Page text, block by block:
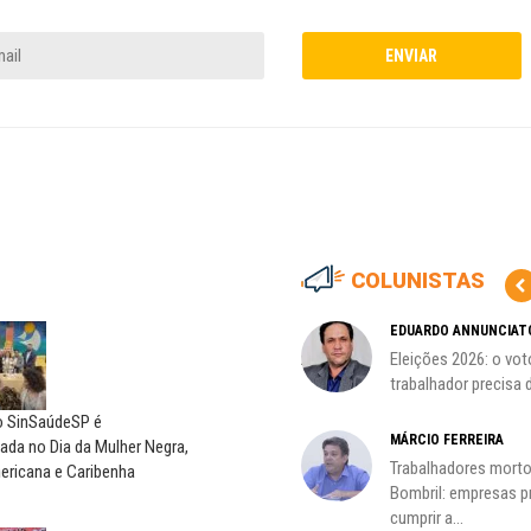
é
no Dia da Mulher Negra,
e Caribenha
COLUNISTAS
A luta continua: agora o foco é
CARLOS LOPES
O resgate do nosso Estado
EDUARDO
Eleições 2026: o
trabalhador precisa
MÁRCIO FERREIRA
Trabalhadores
Bombril: empresas
cumprir a...